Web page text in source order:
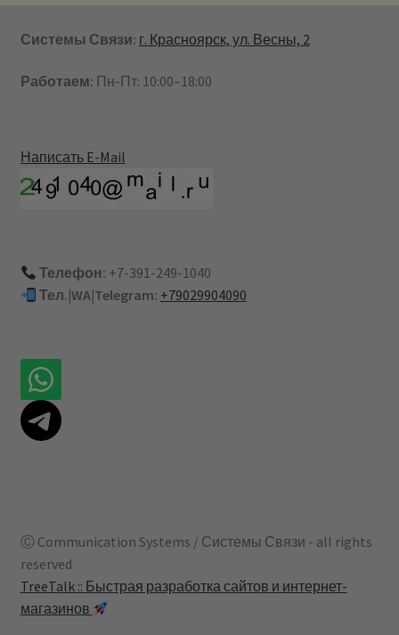
Системы Связи: г. Красноярск, ул. Весны, 2
Работаем: Пн-Пт: 10:00–18:00
Написать E-Mail
Телефон: +7-391-249-1040
Тел.|WA|Telegram: +79029904090
Ⓒ Communication Systems / Системы Связи - all rights
reserved
TreeTalk :: Быстрая разработка сайтов и интернет-
магазинов